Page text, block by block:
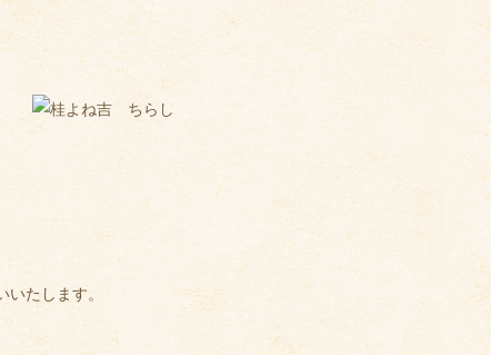
たします。